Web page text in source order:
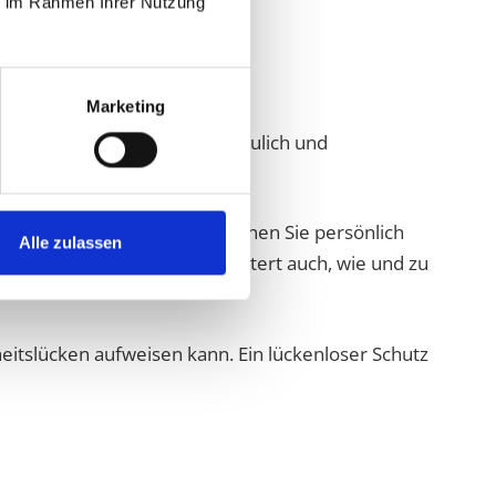
Marketing
Alle zulassen
Daten vertraulich und
Daten sind Daten, mit denen Sie persönlich
wir sie nutzen. Sie erläutert auch, wie und zu
aufweisen kann. Ein lückenloser Schutz